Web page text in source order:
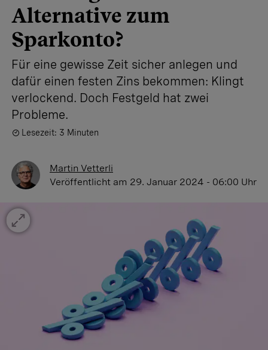
Alternative zum
Sparkonto?
Für eine gewisse Zeit sicher anlegen und
dafür einen festen Zins bekommen: Klingt
verlockend. Doch Festgeld hat zwei
Probleme.
Lesezeit: 3 Minuten
Martin Vetterli
Veröffentlicht am 29. Januar 2024 - 06:00 Uhr